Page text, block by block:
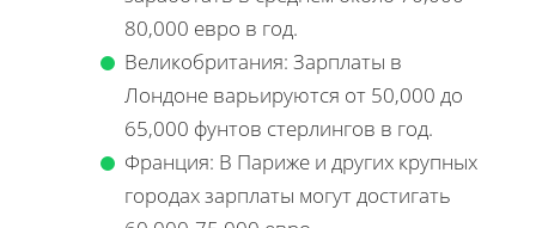
80,000 евро в год.
Великобритания: Зарплаты в
Лондоне варьируются от 50,000 до
65,000 фунтов стерлингов в год.
Франция: В Париже и других крупных
городах зарплаты могут достигать